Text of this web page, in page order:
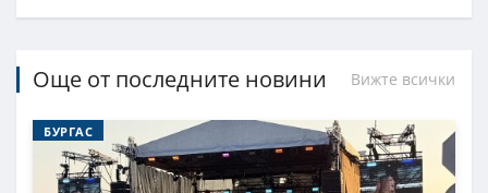
Още от последните новини Вижте всички
БУРГАС